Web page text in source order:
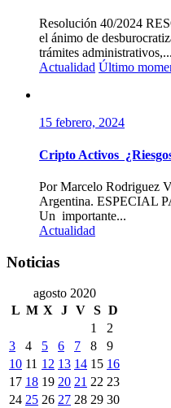
Resolución 40/2024
el ánimo de
trámites administrativos,...
Actualidad Último
15 febrero, 2024
Cripto Activos
Por Marcelo Rodriguez
Argentina. ESPECIAL
Un importante...
Actualidad
Noticias
agosto 2020
L M X J V S D
1
2
3
4 5 6 7 8
9
10 11 12 13 14 15 16
17 18 19 20 21 22 23
24 25 26 27 28 29 30